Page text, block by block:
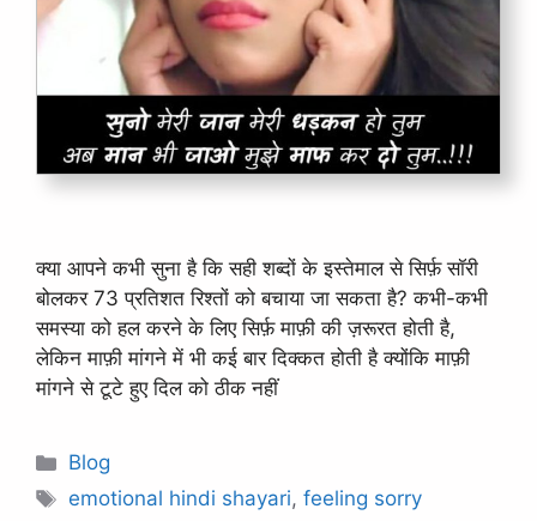
क्या आपने कभी सुना है कि सही शब्दों के इस्तेमाल से सिर्फ़ सॉरी
बोलकर 73 प्रतिशत रिश्तों को बचाया जा सकता है? कभी-कभी
समस्या को हल करने के लिए सिर्फ़ माफ़ी की ज़रूरत होती है,
लेकिन माफ़ी मांगने में भी कई बार दिक्कत होती है क्योंकि माफ़ी
मांगने से टूटे हुए दिल को ठीक नहीं
Categories
Blog
Tags
emotional hindi shayari,feeling sorry